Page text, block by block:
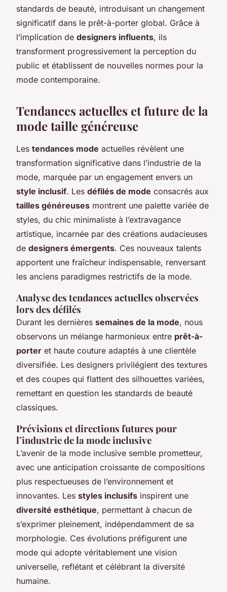
standards de beauté, introduisant un changement
significatif dans le prêt-à-porter global. Grâce à
l’implication de designers influents, ils
transforment progressivement la perception du
public et établissent de nouvelles normes pour la
mode contemporaine.
Tendances actuelles et future de la
mode taille généreuse
Les tendances mode actuelles révèlent une
transformation significative dans l’industrie de la
mode, marquée par un engagement envers un
style inclusif. Les défilés de mode consacrés aux
tailles généreuses montrent une palette variée de
styles, du chic minimaliste à l’extravagance
artistique, incarnée par des créations audacieuses
de designers émergents. Ces nouveaux talents
apportent une fraîcheur indispensable, renversant
les anciens paradigmes restrictifs de la mode.
Analyse des tendances actuelles observées
lors des défilés
Durant les dernières semaines de la mode, nous
observons un mélange harmonieux entre prêt-à-
porter et haute couture adaptés à une clientèle
diversifiée. Les designers privilégient des textures
et des coupes qui flattent des silhouettes variées,
remettant en question les standards de beauté
classiques.
Prévisions et directions futures pour
l’industrie de la mode inclusive
L’avenir de la mode inclusive semble prometteur,
avec une anticipation croissante de compositions
plus respectueuses de l’environnement et
innovantes. Les styles inclusifs inspirent une
diversité esthétique, permettant à chacun de
s’exprimer pleinement, indépendamment de sa
morphologie. Ces évolutions préfigurent une
mode qui adopte véritablement une vision
universelle, reflétant et célébrant la diversité
humaine.